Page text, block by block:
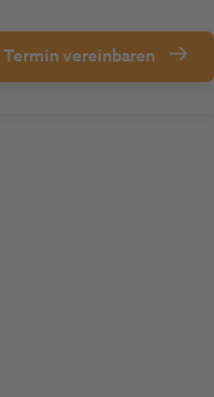
Termin vereinbaren